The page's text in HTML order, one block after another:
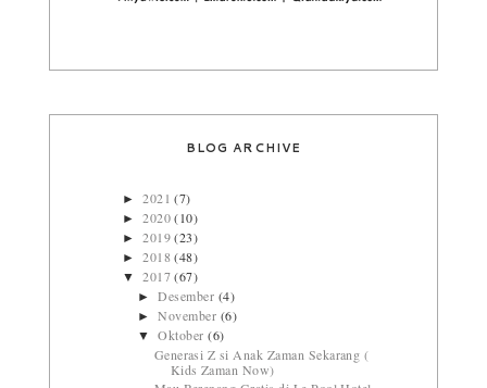
BLOG ARCHIVE
►2021(7)
►2020(10)
►2019(23)
►2018(48)
▼2017(67)
►Desember (4)
►November (6)
▼Oktober(6)
Generasi Z si Anak Zaman Sekarang (
Kids Zaman Now)